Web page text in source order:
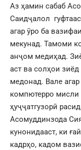
Аз ҳамин сабаб
Саидҷалол
агар ӯро ба
мекунад. Тамоми
анҷом медиҳад.
аст ва солҳои
медонад. Вале
компютерро мисли
ҳуҷҷатгузорӣ
Асомуддинзода
кунонидааст, ки
кадрҳо, кадом